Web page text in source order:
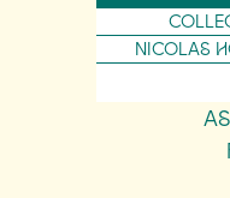
NICOLAS